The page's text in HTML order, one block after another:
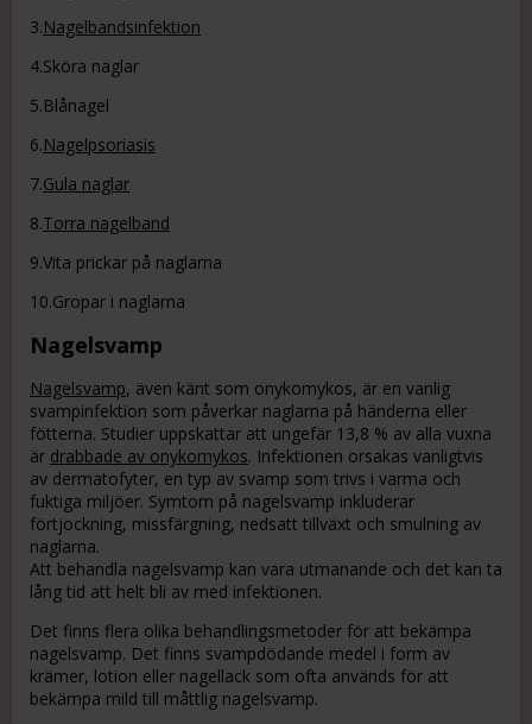
3.Nagelbandsinfektion
4.Sköra naglar
5.Blånagel
6.Nagelpsoriasis
7.Gula naglar
8.Torra nagelband
9.Vita prickar på naglarna
10.Gropar i naglarna
Nagelsvamp
Nagelsvamp, även känt som onykomykos, är en vanlig
svampinfektion som påverkar naglarna på händerna eller
fötterna. Studier uppskattar att ungefär 13,8 % av alla vuxna
är drabbade av onykomykos. Infektionen orsakas vanligtvis
av dermatofyter, en typ av svamp som trivs i varma och
fuktiga miljöer. Symtom på nagelsvamp inkluderar
förtjockning, missfärgning, nedsatt tillväxt och smulning av
naglarna.
Att behandla nagelsvamp kan vara utmanande och det kan ta
lång tid att helt bli av med infektionen.
Det finns flera olika behandlingsmetoder för att bekämpa
nagelsvamp. Det finns svampdödande medel i form av
krämer, lotion eller nagellack som ofta används för att
bekämpa mild till måttlig nagelsvamp.